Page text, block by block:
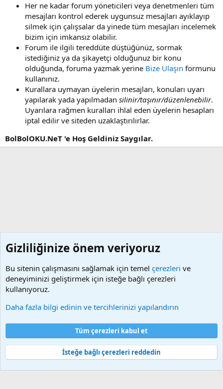
Her ne kadar forum yöneticileri veya denetmenleri tüm
mesajları kontrol ederek uygunsuz mesajları ayıklayıp
silmek için çalışsalar da yinede tüm mesajları incelemek
bizim için imkansız olabilir.
Forum ile ilgili tereddüte düştüğünüz, sormak
istediğiniz ya da şikayetçi olduğunuz bir konu
olduğunda, foruma yazmak yerine Bize Ulaşın formunu
kullanınız.
Kurallara uymayan üyelerin mesajları, konuları uyarı
yapılarak yada yapılmadan silinir/taşınır/düzenlenebilir.
Uyarılara rağmen kuralları ihlal eden üyelerin hesapları
iptal edilir ve siteden uzaklaştırılırlar.
BolBolOKU.NeT 'e Hoş Geldiniz Saygılar.
Şartlar ve kurallar Gizlilik politikası
Ana sayfa
R
Community platform by XenForo® © 2010-2026 XenForo Ltd.
Gizliliğinize önem veriyoruz
Bu sitenin çalışmasını sağlamak için temel çerezleri ve
deneyiminizi geliştirmek için isteğe bağlı çerezleri
kullanıyoruz.
Daha fazla bilgi edinin ve tercihlerinizi yapılandırın
Tüm çerezleri kabul et
İsteğe bağlı çerezleri reddedin